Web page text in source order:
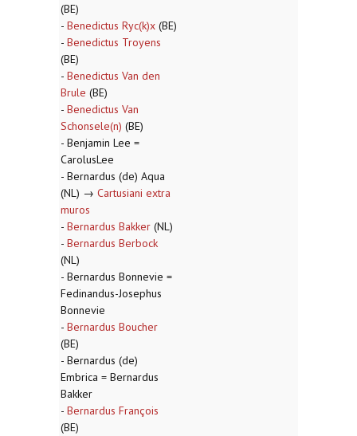
(BE)
- Benedictus Ryc(k)x (BE)
- Benedictus Troyens
(BE)
- Benedictus Van den
Brule (BE)
- Benedictus Van
Schonsele(n) (BE)
- Benjamin Lee =
CarolusLee
- Bernardus (de) Aqua
(NL) → Cartusiani extra
muros
- Bernardus Bakker (NL)
- Bernardus Berbock
(NL)
- Bernardus Bonnevie =
Fedinandus-Josephus
Bonnevie
- Bernardus Boucher
(BE)
- Bernardus (de)
Embrica = Bernardus
Bakker
- Bernardus François
(BE)